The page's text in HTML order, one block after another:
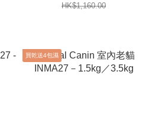
HK$1,160.00
買乾送4包濕